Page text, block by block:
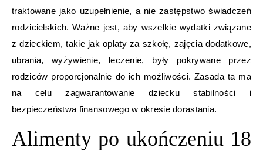
traktowane jako uzupełnienie, a nie zastępstwo świadczeń
rodzicielskich. Ważne jest, aby wszelkie wydatki związane
z dzieckiem, takie jak opłaty za szkołę, zajęcia dodatkowe,
ubrania, wyżywienie, leczenie, były pokrywane przez
rodziców proporcjonalnie do ich możliwości. Zasada ta ma
na celu zagwarantowanie dziecku stabilności i
bezpieczeństwa finansowego w okresie dorastania.
Alimenty po ukończeniu 18